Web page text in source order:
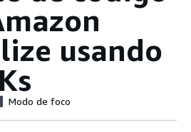
usando
Modo de foco